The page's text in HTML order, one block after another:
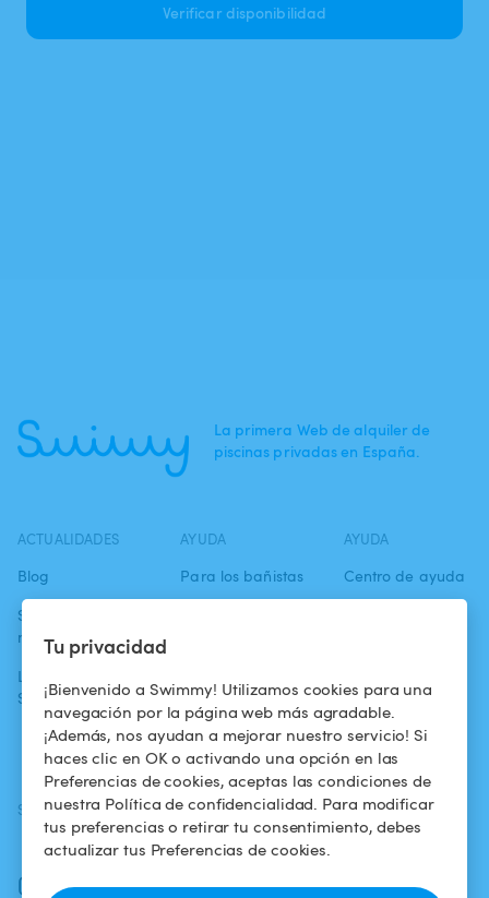
Tu privacidad
¡Bienvenido a Swimmy! Utilizamos cookies para una
navegación por la página web más agradable.
¡Además, nos ayudan a mejorar nuestro servicio! Si
haces clic en OK o activando una opción en las
Preferencias de cookies, aceptas las condiciones de
nuestra Política de confidencialidad. Para modificar
tus preferencias o retirar tu consentimiento, debes
actualizar tus Preferencias de cookies.
Verificar disponibilidad
La primera Web de alquiler de
piscinas privadas en España.
ACTUALIDADES
Blog
Swimmy en los
medios
La aventura
Swimmy
AYUDA
Para los bañistas
piscina
¿Cómo funciona?
AYUDA
Centro de ayuda
confidencialidad
Aviso legal
SÍGUENOS
Facebook
Instagram
DESCARGAR LA APP